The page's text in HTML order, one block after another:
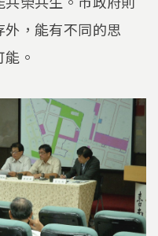
，能有不同的思
。